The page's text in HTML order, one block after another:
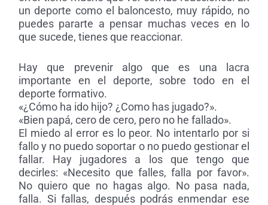
un deporte como el baloncesto, muy rápido, no
puedes pararte a pensar muchas veces en lo
que sucede, tienes que reaccionar.
Hay que prevenir algo que es una lacra
importante en el deporte, sobre todo en el
deporte formativo.
«¿Cómo ha ido hijo? ¿Como has jugado?».
«Bien papá, cero de cero, pero no he fallado».
El miedo al error es lo peor. No intentarlo por si
fallo y no puedo soportar o no puedo gestionar el
fallar. Hay jugadores a los que tengo que
decirles: «Necesito que falles, falla por favor».
No quiero que no hagas algo. No pasa nada,
falla. Si fallas, después podrás enmendar ese